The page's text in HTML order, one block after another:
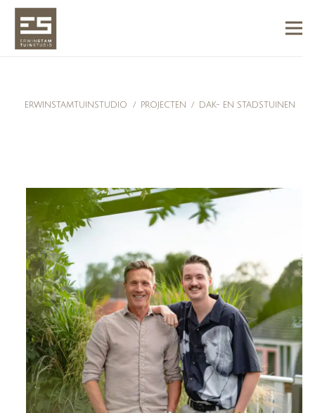
ERWINSTAMTUINSTUDIO / PROJECTEN / DAK- EN STADSTUINEN